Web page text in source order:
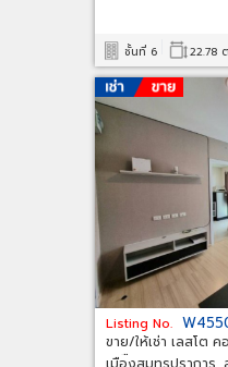
ชั้นที่ 6 22.78
Listing No.
ขาย/ให้เช่า เลสโต
เหนือ สม